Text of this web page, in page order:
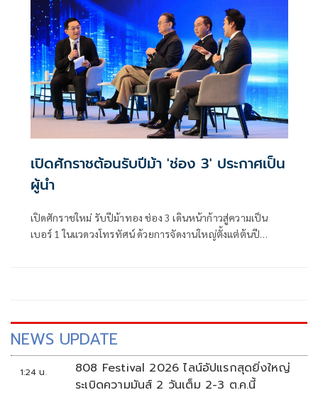
พระบรมราชชนนีพันปีหลวง) และระลึกถึงวันพิราลัย
สมเด็จเจ้าพระยาบรมมหาศรีสุริยวงศ์ (ช่วง บุนนาค) ณ
มหาวิทยาลัยราชภัฏบ้านสมเด็จเจ้าพระยา ขนทัพซูเปอร์สตาร์
และกิจกรรมครบเครื่องทั้ง วิชาการ ดนตรี กีฬา และศิลปะ ให้
เข้าชมฟรีตลอดงาน
เปิดศักราชต้อนรับปีม้า 'ช่อง 3' ประกาศเป็น
ผู้นำ
เปิดศักราชใหม่ รับปีม้าทอง ช่อง 3 เดินหน้าก้าวสู่ความเป็น
เบอร์ 1 ในแวดวงโทรทัศน์ ด้วยการจัดงานใหญ่ตั้งแต่ต้นปี
แห่งชาติสิริกิติ์
NEWS UPDATE
1:24 น.
808 Festival 2026 ไลน์อัปแรกสุดยิ่งใหญ่
ระเบิดความมันส์ 2 วันเต็ม 2-3 ต.ค.นี้